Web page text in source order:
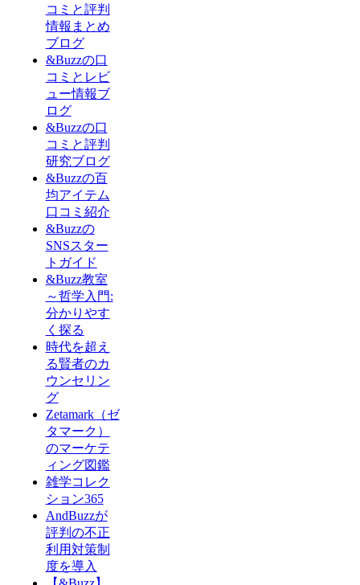
コミと評判
情報まとめ
ブログ
&Buzzの口
コミとレビ
ュー情報ブ
ログ
&Buzzの口
コミと評判
研究ブログ
&Buzzの百
均アイテム
口コミ紹介
&Buzzの
SNSスター
トガイド
&Buzz教室
～哲学入門:
分かりやす
く探る
時代を超え
る賢者のカ
ウンセリン
グ
Zetamark（ゼ
タマーク）
のマーケテ
ィング図鑑
雑学コレク
ション365
AndBuzzが
評判の不正
利用対策制
度を導入